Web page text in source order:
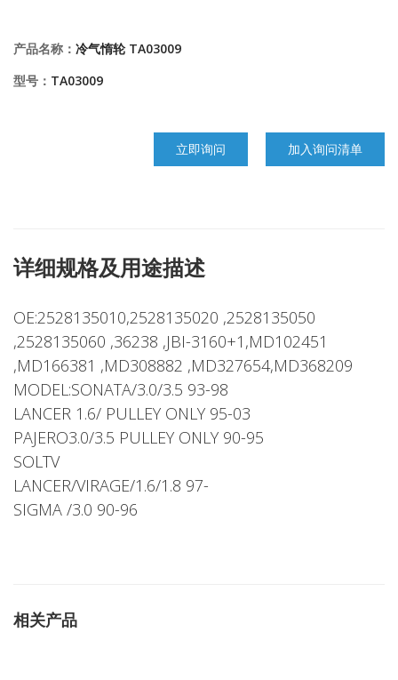
产品名称： 冷气惰轮 TA03009
型号： TA03009
立即询问 加入询问清单
详细规格及用途描述
OE:2528135010,2528135020 ,2528135050
,2528135060 ,36238 ,JBI-3160+1,MD102451
,MD166381 ,MD308882 ,MD327654,MD368209
MODEL:SONATA/3.0/3.5 93-98
LANCER 1.6/ PULLEY ONLY 95-03
PAJERO3.0/3.5 PULLEY ONLY 90-95
SOLTV
LANCER/VIRAGE/1.6/1.8 97-
SIGMA /3.0 90-96
相关产品